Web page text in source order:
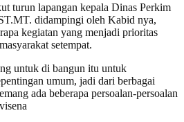
turun lapangan kepala Dinas Perkim
didampingi oleh Kabid nya,
kegiatan yang menjadi prioritas
setempat.
untuk di bangun itu untuk
umum, jadi dari berbagai
ada beberapa persoalan-persoalan